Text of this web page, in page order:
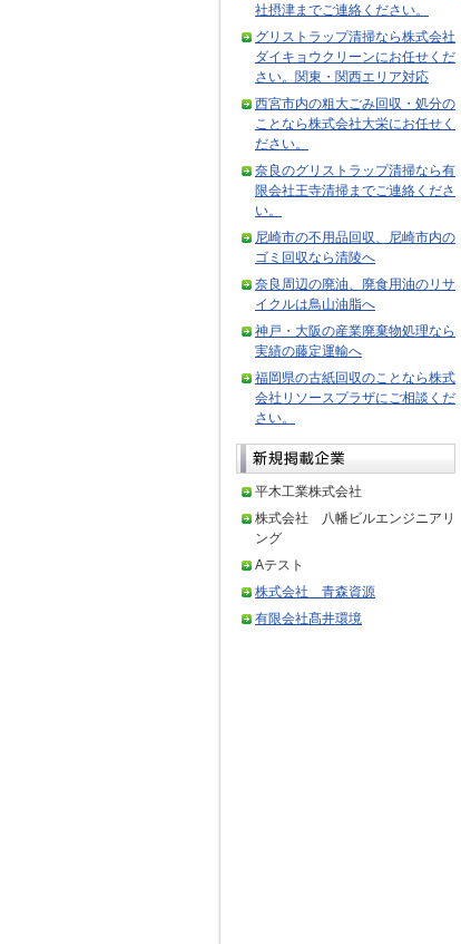
社摂津までご連絡ください。
グリストラップ清掃なら株式会社
ダイキョウクリーンにお任せくだ
さい。関東・関西エリア対応
西宮市内の粗大ごみ回収・処分の
ことなら株式会社大栄にお任せく
ださい。
奈良のグリストラップ清掃なら有
限会社王寺清掃までご連絡くださ
い。
尼崎市の不用品回収、尼崎市内の
ゴミ回収なら清陵へ
奈良周辺の廃油、廃食用油のリサ
イクルは鳥山油脂へ
神戸・大阪の産業廃棄物処理なら
実績の藤定運輸へ
福岡県の古紙回収のことなら株式
会社リソースプラザにご相談くだ
さい。
平木工業株式会社
株式会社 八幡ビルエンジニアリ
ング
Aテスト
株式会社 青森資源
有限会社髙井環境